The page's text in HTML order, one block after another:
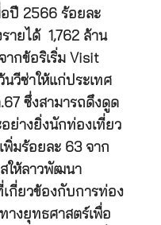
อปี 2566 ร้อยละ
ายได้ 1,762 ล้าน
ากข้อริเริ่ม Visit
นวีซ่าให้แก่ประเทศ
ซึ่งสามารถดึงดูด
ย่างยิ่งนักท่องเที่ยว
พิ่มร้อยละ 63 จาก
ให้ลาวพัฒนา
กี่ยวข้องกับการท่อง
างยุทธศาสตร์เพื่อ